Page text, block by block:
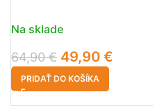
Na sklade
64,90€ 49,90 €
PRIDAŤ DO KOŠÍKA